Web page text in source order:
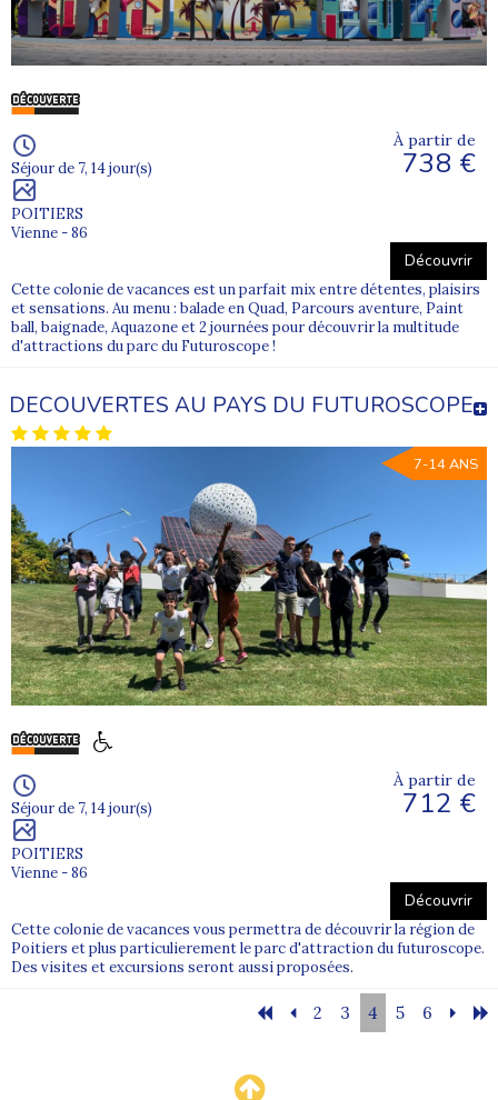
Séjour de 7, 14 jour(s)
POITIERS
Vienne - 86
À partir de
738 €
Découvrir
Cette colonie de vacances est un parfait mix entre détentes, plaisirs
et sensations. Au menu : balade en Quad, Parcours aventure, Paint
ball, baignade, Aquazone et 2 journées pour découvrir la multitude
d'attractions du parc du Futuroscope !
DECOUVERTES AU PAYS DU FUTUROSCOPE
7-14 ANS
Séjour de 7, 14 jour(s)
POITIERS
Vienne - 86
À partir de
712 €
Découvrir
Cette colonie de vacances vous permettra de découvrir la région de
Poitiers et plus particulierement le parc d'attraction du futuroscope.
Des visites et excursions seront aussi proposées.
2 3 4 5 6